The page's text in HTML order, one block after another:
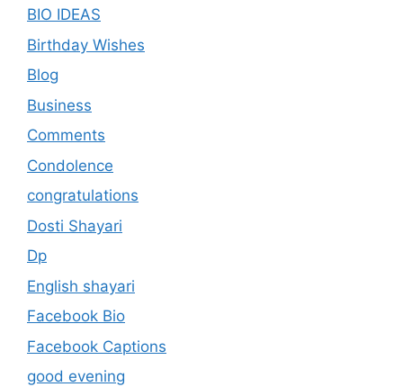
BIO IDEAS
Birthday Wishes
Blog
Business
Comments
Condolence
congratulations
Dosti Shayari
Dp
English shayari
Facebook Bio
Facebook Captions
good evening